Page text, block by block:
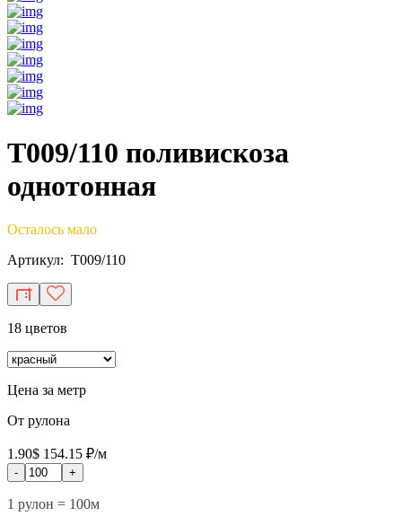
T009/110 поливискоза
однотонная
Осталось мало
Артикул: T009/110
18 цветов
Цена за метр
От рулона
1.90$ 154.15 ₽/м
- +
1 рулон = 100м